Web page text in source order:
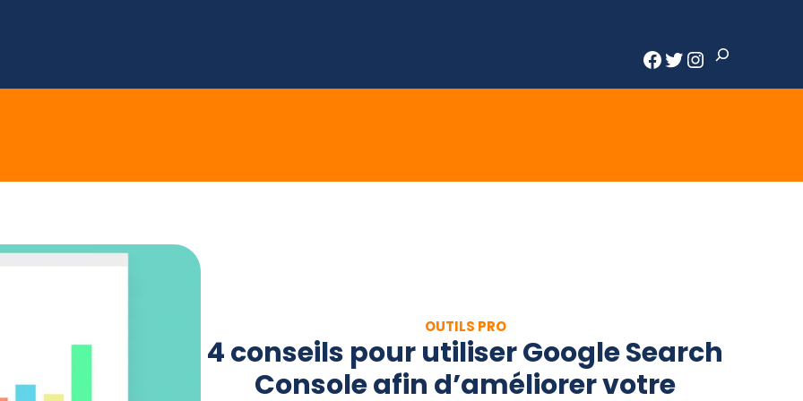
Facebook
Twitter
Instagram
Rechercher
OUTILS PRO
4 conseils pour utiliser Google Search
Console afin d’améliorer votre